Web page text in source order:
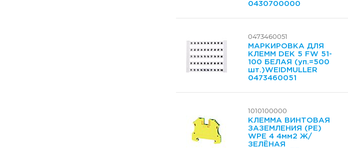
0430700000
0473460051
МАРКИРОВКА ДЛЯ
КЛЕММ DEK 5 FW 51-
100 БЕЛАЯ (уп.=500
шт.)WEIDMULLER
0473460051
1010100000
КЛЕММА ВИНТОВАЯ
ЗАЗЕМЛЕНИЯ (PE)
WPE 4 4мм2 Ж/
ЗЕЛЁНАЯ